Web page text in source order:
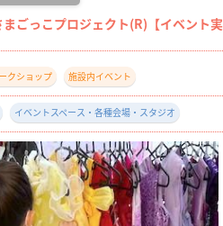
ごっこプロジェクト(R)【イベント実
クショップ 施設内イベント
イベントスペース・各種会場・スタジオ